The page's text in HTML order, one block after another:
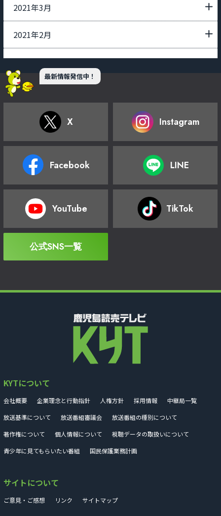
2021年3月
2021年2月
最新情報発信中！
X Instagram
Facebook LINE
YouTube TikTok
公式SNS一覧
KYTについて
会社概要 企業理念と行動指針 人権方針 採用情報
中継局一覧
放送基準について
放送番組審議会
放送番組の種別について
著作権について
個人情報について
視聴データの取扱いについて
青少年に見てもらいたい番組
国民保護業務計画
サイトについて
ご意見・ご感想 リンク サイトマップ